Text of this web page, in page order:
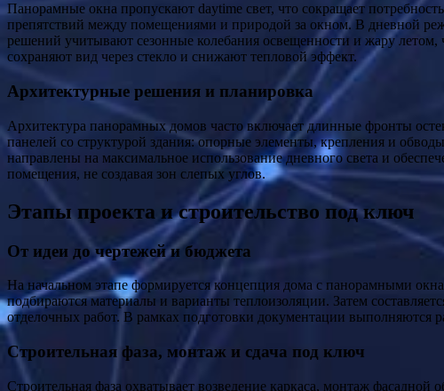
Панорамные окна пропускают daytime свет, что сокращает
препятствий между помещениями и природой за окном. В дневной
решений учитывают сезонные колебания освещенности и жару
сохраняют вид через стекло и снижают тепловой эффект.
Архитектурные решения и планировка
Архитектура панорамных домов часто включает длинные фронты
панелей со структурой здания: опорные элементы, крепления и
направлены на максимальное использование дневного света и
помещения, не создавая зон слепых углов.
Этапы проекта и строительство под ключ
От идеи до чертежей и бюджета
На начальном этапе формируется концепция дома с панорамными
подбираются материалы и варианты теплоизоляции. Затем
отделочных работ. В рамках подготовки документации выполняются
Строительная фаза, монтаж и сдача под ключ
Строительная фаза охватывает возведение каркаса, монтаж